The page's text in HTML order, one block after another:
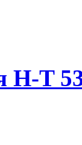
H-T